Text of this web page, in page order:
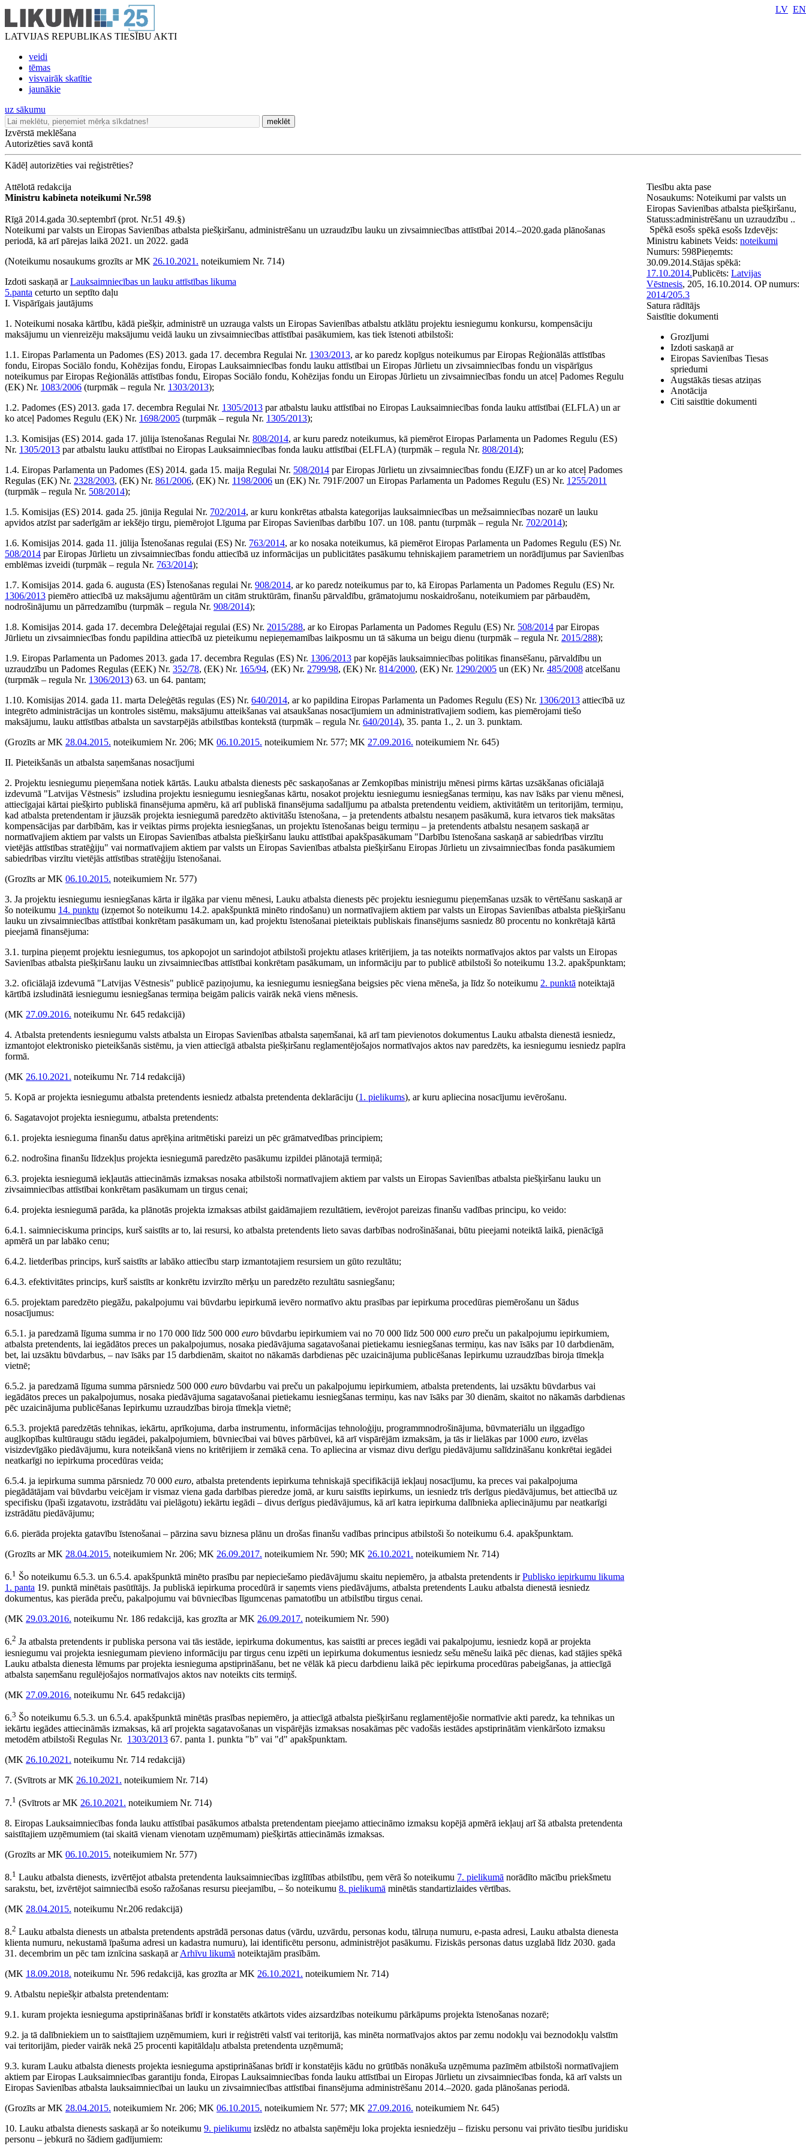
LATVIJAS REPUBLIKAS TIESĪBU AKTI
veidi
tēmas
visvairāk skatītie
jaunākie
LV EN
uz sākumu
meklēt
Izvērstā meklēšana
Autorizēties savā kontā
Kādēļ autorizēties vai reģistrēties?
Attēlotā redakcija
Ministru kabineta noteikumi Nr.598
Rīgā 2014.gada 30.septembrī (prot. Nr.51 49.§)
Noteikumi par valsts un Eiropas Savienības atbalsta piešķiršanu, administrēšanu un uzraudzību lauku un zivsaimniecības attīstībai 2014.–2020.gada plānošanas
periodā, kā arī pārejas laikā 2021. un 2022. gadā
(Noteikumu nosaukums grozīts ar MK 26.10.2021. noteikumiem Nr. 714)
Izdoti saskaņā arLauksaimniecības un lauku attīstības likuma
5.panta ceturto un septīto daļu
I. Vispārīgais jautājums
1. Noteikumi nosaka kārtību, kādā piešķir, administrē un uzrauga valsts un Eiropas Savienības atbalstu atklātu projektu iesniegumu konkursu, kompensāciju
maksājumu un vienreizēju maksājumu veidā lauku un zivsaimniecības attīstībai pasākumiem, kas tiek īstenoti atbilstoši:
1.1. Eiropas Parlamenta un Padomes (ES) 2013. gada 17. decembra Regulai Nr. 1303/2013, ar ko paredz kopīgus noteikumus par Eiropas Reģionālās attīstības
fondu, Eiropas Sociālo fondu, Kohēzijas fondu, Eiropas Lauksaimniecības fondu lauku attīstībai un Eiropas Jūrlietu un zivsaimniecības fondu un vispārīgus
noteikumus par Eiropas Reģionālās attīstības fondu, Eiropas Sociālo fondu, Kohēzijas fondu un Eiropas Jūrlietu un zivsaimniecības fondu un atceļ Padomes Regulu
(EK) Nr. 1083/2006 (turpmāk – regula Nr. 1303/2013);
1.2. Padomes (ES) 2013. gada 17. decembra Regulai Nr. 1305/2013 par atbalstu lauku attīstībai no Eiropas Lauksaimniecības fonda lauku attīstībai (ELFLA) un ar
ko atceļ Padomes Regulu (EK) Nr. 1698/2005 (turpmāk – regula Nr. 1305/2013);
1.3. Komisijas (ES) 2014. gada 17. jūlija īstenošanas Regulai Nr. 808/2014, ar kuru paredz noteikumus, kā piemērot Eiropas Parlamenta un Padomes Regulu (ES)
Nr. 1305/2013 par atbalstu lauku attīstībai no Eiropas Lauksaimniecības fonda lauku attīstībai (ELFLA) (turpmāk – regula Nr. 808/2014);
1.4. Eiropas Parlamenta un Padomes (ES) 2014. gada 15. maija Regulai Nr. 508/2014 par Eiropas Jūrlietu un zivsaimniecības fondu (EJZF) un ar ko atceļ Padomes
Regulas (EK) Nr. 2328/2003, (EK) Nr. 861/2006, (EK) Nr. 1198/2006 un (EK) Nr. 791F/2007 un Eiropas Parlamenta un Padomes Regulu (ES) Nr. 1255/2011
(turpmāk – regula Nr. 508/2014);
1.5. Komisijas (ES) 2014. gada 25. jūnija Regulai Nr. 702/2014, ar kuru konkrētas atbalsta kategorijas lauksaimniecības un mežsaimniecības nozarē un lauku
apvidos atzīst par saderīgām ar iekšējo tirgu, piemērojot Līguma par Eiropas Savienības darbību 107. un 108. pantu (turpmāk – regula Nr. 702/2014);
1.6. Komisijas 2014. gada 11. jūlija Īstenošanas regulai (ES) Nr. 763/2014, ar ko nosaka noteikumus, kā piemērot Eiropas Parlamenta un Padomes Regulu (ES) Nr.
508/2014 par Eiropas Jūrlietu un zivsaimniecības fondu attiecībā uz informācijas un publicitātes pasākumu tehniskajiem parametriem un norādījumus par Savienības
emblēmas izveidi (turpmāk – regula Nr. 763/2014);
1.7. Komisijas 2014. gada 6. augusta (ES) Īstenošanas regulai Nr. 908/2014, ar ko paredz noteikumus par to, kā Eiropas Parlamenta un Padomes Regulu (ES) Nr.
1306/2013 piemēro attiecībā uz maksājumu aģentūrām un citām struktūrām, finanšu pārvaldību, grāmatojumu noskaidrošanu, noteikumiem par pārbaudēm,
nodrošinājumu un pārredzamību (turpmāk – regula Nr. 908/2014);
1.8. Komisijas 2014. gada 17. decembra Deleģētajai regulai (ES) Nr. 2015/288, ar ko Eiropas Parlamenta un Padomes Regulu (ES) Nr. 508/2014 par Eiropas
Jūrlietu un zivsaimniecības fondu papildina attiecībā uz pieteikumu nepieņemamības laikposmu un tā sākuma un beigu dienu (turpmāk – regula Nr. 2015/288);
1.9. Eiropas Parlamenta un Padomes 2013. gada 17. decembra Regulas (ES) Nr. 1306/2013 par kopējās lauksaimniecības politikas finansēšanu, pārvaldību un
uzraudzību un Padomes Regulas (EEK) Nr. 352/78, (EK) Nr. 165/94, (EK) Nr. 2799/98, (EK) Nr. 814/2000, (EK) Nr. 1290/2005 un (EK) Nr. 485/2008 atcelšanu
(turpmāk – regula Nr. 1306/2013) 63. un 64. pantam;
1.10. Komisijas 2014. gada 11. marta Deleģētās regulas (ES) Nr. 640/2014, ar ko papildina Eiropas Parlamenta un Padomes Regulu (ES) Nr. 1306/2013 attiecībā uz
integrēto administrācijas un kontroles sistēmu, maksājumu atteikšanas vai atsaukšanas nosacījumiem un administratīvajiem sodiem, kas piemērojami tiešo
maksājumu, lauku attīstības atbalsta un savstarpējās atbilstības kontekstā (turpmāk – regula Nr. 640/2014), 35. panta 1., 2. un 3. punktam.
(Grozīts ar MK 28.04.2015. noteikumiem Nr. 206; MK 06.10.2015. noteikumiem Nr. 577; MK 27.09.2016. noteikumiem Nr. 645)
II. Pieteikšanās un atbalsta saņemšanas nosacījumi
2. Projektu iesniegumu pieņemšana notiek kārtās. Lauku atbalsta dienests pēc saskaņošanas ar Zemkopības ministriju mēnesi pirms kārtas uzsākšanas oficiālajā
izdevumā "Latvijas Vēstnesis" izsludina projektu iesniegumu iesniegšanas kārtu, nosakot projektu iesniegumu iesniegšanas termiņu, kas nav īsāks par vienu mēnesi,
attiecīgajai kārtai piešķirto publiskā finansējuma apmēru, kā arī publiskā finansējuma sadalījumu pa atbalsta pretendentu veidiem, aktivitātēm un teritorijām, termiņu,
kad atbalsta pretendentam ir jāuzsāk projekta iesniegumā paredzēto aktivitāšu īstenošana, – ja pretendents atbalstu nesaņem pasākumā, kura ietvaros tiek maksātas
kompensācijas par darbībām, kas ir veiktas pirms projekta iesniegšanas, un projektu īstenošanas beigu termiņu – ja pretendents atbalstu nesaņem saskaņā ar
normatīvajiem aktiem par valsts un Eiropas Savienības atbalsta piešķiršanu lauku attīstībai apakšpasākumam "Darbību īstenošana saskaņā ar sabiedrības virzītu
vietējās attīstības stratēģiju" vai normatīvajiem aktiem par valsts un Eiropas Savienības atbalsta piešķiršanu Eiropas Jūrlietu un zivsaimniecības fonda pasākumiem
sabiedrības virzītu vietējās attīstības stratēģiju īstenošanai.
(Grozīts ar MK 06.10.2015. noteikumiem Nr. 577)
3. Ja projektu iesniegumu iesniegšanas kārta ir ilgāka par vienu mēnesi, Lauku atbalsta dienests pēc projektu iesniegumu pieņemšanas uzsāk to vērtēšanu saskaņā ar
šo noteikumu 14. punktu (izņemot šo noteikumu 14.2. apakšpunktā minēto rindošanu) un normatīvajiem aktiem par valsts un Eiropas Savienības atbalsta piešķiršanu
lauku un zivsaimniecības attīstībai konkrētam pasākumam un, kad projektu īstenošanai pieteiktais publiskais finansējums sasniedz 80 procentu no konkrētajā kārtā
pieejamā finansējuma:
3.1. turpina pieņemt projektu iesniegumus, tos apkopojot un sarindojot atbilstoši projektu atlases kritērijiem, ja tas noteikts normatīvajos aktos par valsts un Eiropas
Savienības atbalsta piešķiršanu lauku un zivsaimniecības attīstībai konkrētam pasākumam, un informāciju par to publicē atbilstoši šo noteikumu 13.2. apakšpunktam;
3.2. oficiālajā izdevumā "Latvijas Vēstnesis" publicē paziņojumu, ka iesniegumu iesniegšana beigsies pēc viena mēneša, ja līdz šo noteikumu 2. punktā noteiktajā
kārtībā izsludinātā iesniegumu iesniegšanas termiņa beigām palicis vairāk nekā viens mēnesis.
(MK 27.09.2016. noteikumu Nr. 645 redakcijā)
4. Atbalsta pretendents iesniegumu valsts atbalsta un Eiropas Savienības atbalsta saņemšanai, kā arī tam pievienotos dokumentus Lauku atbalsta dienestā iesniedz,
izmantojot elektronisko pieteikšanās sistēmu, ja vien attiecīgā atbalsta piešķiršanu reglamentējošajos normatīvajos aktos nav paredzēts, ka iesniegumu iesniedz papīra
formā.
(MK 26.10.2021. noteikumu Nr. 714 redakcijā)
5. Kopā ar projekta iesniegumu atbalsta pretendents iesniedz atbalsta pretendenta deklarāciju (1. pielikums), ar kuru apliecina nosacījumu ievērošanu.
6. Sagatavojot projekta iesniegumu, atbalsta pretendents:
6.1. projekta iesnieguma finanšu datus aprēķina aritmētiski pareizi un pēc grāmatvedības principiem;
6.2. nodrošina finanšu līdzekļus projekta iesniegumā paredzēto pasākumu izpildei plānotajā termiņā;
6.3. projekta iesniegumā iekļautās attiecināmās izmaksas nosaka atbilstoši normatīvajiem aktiem par valsts un Eiropas Savienības atbalsta piešķiršanu lauku un
zivsaimniecības attīstībai konkrētam pasākumam un tirgus cenai;
6.4. projekta iesniegumā parāda, ka plānotās projekta izmaksas atbilst gaidāmajiem rezultātiem, ievērojot pareizas finanšu vadības principu, ko veido:
6.4.1. saimnieciskuma princips, kurš saistīts ar to, lai resursi, ko atbalsta pretendents lieto savas darbības nodrošināšanai, būtu pieejami noteiktā laikā, pienācīgā
apmērā un par labāko cenu;
6.4.2. lietderības princips, kurš saistīts ar labāko attiecību starp izmantotajiem resursiem un gūto rezultātu;
6.4.3. efektivitātes princips, kurš saistīts ar konkrētu izvirzīto mērķu un paredzēto rezultātu sasniegšanu;
6.5. projektam paredzēto piegāžu, pakalpojumu vai būvdarbu iepirkumā ievēro normatīvo aktu prasības par iepirkuma procedūras piemērošanu un šādus
nosacījumus:
6.5.1. ja paredzamā līguma summa ir no 170 000 līdz 500 000 euro būvdarbu iepirkumiem vai no 70 000 līdz 500 000 euro preču un pakalpojumu iepirkumiem,
atbalsta pretendents, lai iegādātos preces un pakalpojumus, nosaka piedāvājuma sagatavošanai pietiekamu iesniegšanas termiņu, kas nav īsāks par 10 darbdienām,
bet, lai uzsāktu būvdarbus, – nav īsāks par 15 darbdienām, skaitot no nākamās darbdienas pēc uzaicinājuma publicēšanas Iepirkumu uzraudzības biroja tīmekļa
vietnē;
6.5.2. ja paredzamā līguma summa pārsniedz 500 000 euro būvdarbu vai preču un pakalpojumu iepirkumiem, atbalsta pretendents, lai uzsāktu būvdarbus vai
iegādātos preces un pakalpojumus, nosaka piedāvājuma sagatavošanai pietiekamu iesniegšanas termiņu, kas nav īsāks par 30 dienām, skaitot no nākamās darbdienas
pēc uzaicinājuma publicēšanas Iepirkumu uzraudzības biroja tīmekļa vietnē;
6.5.3. projektā paredzētās tehnikas, iekārtu, aprīkojuma, darba instrumentu, informācijas tehnoloģiju, programmnodrošinājuma, būvmateriālu un ilggadīgo
augļkopības kultūraugu stādu iegādei, pakalpojumiem, būvniecībai vai būves pārbūvei, kā arī vispārējām izmaksām, ja tās ir lielākas par 1000 euro, izvēlas
visizdevīgāko piedāvājumu, kura noteikšanā viens no kritērijiem ir zemākā cena. To apliecina ar vismaz divu derīgu piedāvājumu salīdzināšanu konkrētai iegādei
neatkarīgi no iepirkuma procedūras veida;
6.5.4. ja iepirkuma summa pārsniedz 70 000 euro, atbalsta pretendents iepirkuma tehniskajā specifikācijā iekļauj nosacījumu, ka preces vai pakalpojuma
piegādātājam vai būvdarbu veicējam ir vismaz viena gada darbības pieredze jomā, ar kuru saistīts iepirkums, un iesniedz trīs derīgus piedāvājumus, bet attiecībā uz
specifisku (īpaši izgatavotu, izstrādātu vai pielāgotu) iekārtu iegādi – divus derīgus piedāvājumus, kā arī katra iepirkuma dalībnieka apliecinājumu par neatkarīgi
izstrādātu piedāvājumu;
6.6. pierāda projekta gatavību īstenošanai – pārzina savu biznesa plānu un drošas finanšu vadības principus atbilstoši šo noteikumu 6.4. apakšpunktam.
(Grozīts ar MK 28.04.2015. noteikumiem Nr. 206; MK 26.09.2017. noteikumiem Nr. 590; MK 26.10.2021. noteikumiem Nr. 714)
6.1 Šo noteikumu 6.5.3. un 6.5.4. apakšpunktā minēto prasību par nepieciešamo piedāvājumu skaitu nepiemēro, ja atbalsta pretendents irPublisko iepirkumu likuma
1. panta 19. punktā minētais pasūtītājs. Ja publiskā iepirkuma procedūrā ir saņemts viens piedāvājums, atbalsta pretendents Lauku atbalsta dienestā iesniedz
dokumentus, kas pierāda preču, pakalpojumu vai būvniecības līgumcenas pamatotību un atbilstību tirgus cenai.
(MK 29.03.2016. noteikumu Nr. 186 redakcijā, kas grozīta ar MK 26.09.2017. noteikumiem Nr. 590)
6.2 Ja atbalsta pretendents ir publiska persona vai tās iestāde, iepirkuma dokumentus, kas saistīti ar preces iegādi vai pakalpojumu, iesniedz kopā ar projekta
iesniegumu vai projekta iesniegumam pievieno informāciju par tirgus cenu izpēti un iepirkuma dokumentus iesniedz sešu mēnešu laikā pēc dienas, kad stājies spēkā
Lauku atbalsta dienesta lēmums par projekta iesnieguma apstiprināšanu, bet ne vēlāk kā piecu darbdienu laikā pēc iepirkuma procedūras pabeigšanas, ja attiecīgā
atbalsta saņemšanu regulējošajos normatīvajos aktos nav noteikts cits termiņš.
(MK 27.09.2016. noteikumu Nr. 645 redakcijā)
6.3 Šo noteikumu 6.5.3. un 6.5.4. apakšpunktā minētās prasības nepiemēro, ja attiecīgā atbalsta piešķiršanu reglamentējošie normatīvie akti paredz, ka tehnikas un
iekārtu iegādes attiecināmās izmaksas, kā arī projekta sagatavošanas un vispārējās izmaksas nosakāmas pēc vadošās iestādes apstiprinātām vienkāršoto izmaksu
metodēm atbilstoši Regulas Nr. 1303/2013 67. panta 1. punkta "b" vai "d" apakšpunktam.
(MK 26.10.2021. noteikumu Nr. 714 redakcijā)
7. (Svītrots ar MK 26.10.2021. noteikumiem Nr. 714)
7.1 (Svītrots ar MK 26.10.2021. noteikumiem Nr. 714)
8. Eiropas Lauksaimniecības fonda lauku attīstībai pasākumos atbalsta pretendentam pieejamo attiecināmo izmaksu kopējā apmērā iekļauj arī šā atbalsta pretendenta
saistītajiem uzņēmumiem (tai skaitā vienam vienotam uzņēmumam) piešķirtās attiecināmās izmaksas.
(Grozīts ar MK 06.10.2015. noteikumiem Nr. 577)
8.1 Lauku atbalsta dienests, izvērtējot atbalsta pretendenta lauksaimniecības izglītības atbilstību, ņem vērā šo noteikumu 7. pielikumā norādīto mācību priekšmetu
sarakstu, bet, izvērtējot saimniecībā esošo ražošanas resursu pieejamību, – šo noteikumu 8. pielikumā minētās standartizlaides vērtības.
(MK 28.04.2015. noteikumu Nr.206 redakcijā)
8.2 Lauku atbalsta dienests un atbalsta pretendents apstrādā personas datus (vārdu, uzvārdu, personas kodu, tālruņa numuru, e-pasta adresi, Lauku atbalsta dienesta
klienta numuru, nekustamā īpašuma adresi un kadastra numuru), lai identificētu personu, administrējot pasākumu. Fiziskās personas datus uzglabā līdz 2030. gada
31. decembrim un pēc tam iznīcina saskaņā arArhīvu likumā noteiktajām prasībām.
(MK 18.09.2018. noteikumu Nr. 596 redakcijā, kas grozīta ar MK 26.10.2021. noteikumiem Nr. 714)
9. Atbalstu nepiešķir atbalsta pretendentam:
9.1. kuram projekta iesnieguma apstiprināšanas brīdī ir konstatēts atkārtots vides aizsardzības noteikumu pārkāpums projekta īstenošanas nozarē;
9.2. ja tā dalībniekiem un to saistītajiem uzņēmumiem, kuri ir reģistrēti valstī vai teritorijā, kas minēta normatīvajos aktos par zemu nodokļu vai beznodokļu valstīm
vai teritorijām, pieder vairāk nekā 25 procenti kapitāldaļu atbalsta pretendenta uzņēmumā;
9.3. kuram Lauku atbalsta dienests projekta iesnieguma apstiprināšanas brīdī ir konstatējis kādu no grūtībās nonākuša uzņēmuma pazīmēm atbilstoši normatīvajiem
aktiem par Eiropas Lauksaimniecības garantiju fonda, Eiropas Lauksaimniecības fonda lauku attīstībai un Eiropas Jūrlietu un zivsaimniecības fonda, kā arī valsts un
Eiropas Savienības atbalsta lauksaimniecībai un lauku un zivsaimniecības attīstībai finansējuma administrēšanu 2014.–2020. gada plānošanas periodā.
(Grozīts ar MK 28.04.2015. noteikumiem Nr. 206; MK 06.10.2015. noteikumiem Nr. 577; MK 27.09.2016. noteikumiem Nr. 645)
10. Lauku atbalsta dienests saskaņā ar šo noteikumu 9. pielikumu izslēdz no atbalsta saņēmēju loka projekta iesniedzēju – fizisku personu vai privāto tiesību juridisku
personu – jebkurā no šādiem gadījumiem:
Tiesību akta pase
Nosaukums: Noteikumi par valsts un
Eiropas Savienības atbalsta piešķiršanu,
administrēšanu un uzraudzību ..
Statuss:
Spēkā esošs spēkā esošs Izdevējs:
Ministru kabinets Veids: noteikumi
Numurs: 598Pieņemts:
30.09.2014.Stājas spēkā:
17.10.2014.Publicēts: Latvijas
Vēstnesis, 205, 16.10.2014. OP numurs:
2014/205.3
Satura rādītājs
Saistītie dokumenti
Grozījumi
Izdoti saskaņā ar
Eiropas Savienības Tiesas
spriedumi
Augstākās tiesas atziņas
Anotācija
Citi saistītie dokumenti